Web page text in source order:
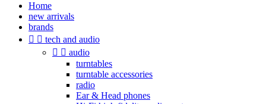
Home
new arrivals
brands
  tech and audio
  audio
turntables
turntable accessories
radio
Ear & Head phones